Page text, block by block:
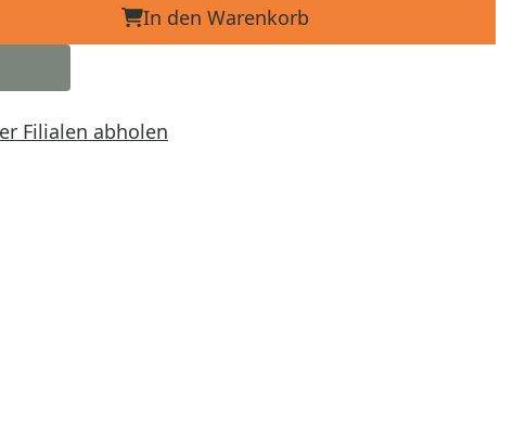
In den Warenkorb
Filialen abholen